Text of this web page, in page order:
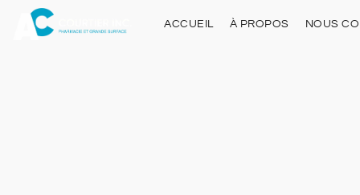
ACCUEIL À PROPOS NOUS